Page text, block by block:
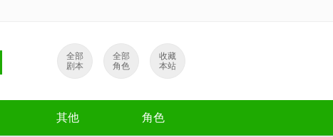
全部
剧本
全部
角色
收藏
本站
其他 角色